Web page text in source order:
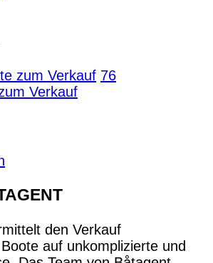
zum Verkauf 76
Verkauf
den Verkauf
auf unkomplizierte und